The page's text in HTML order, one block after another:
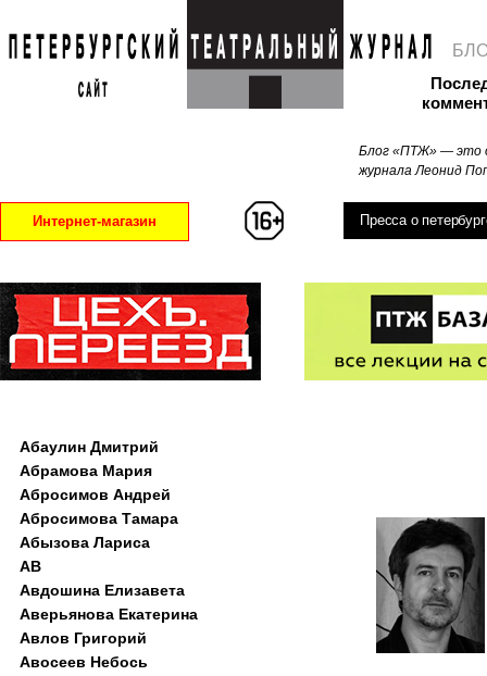
Блог «ПТЖ» — это
журнала Леонид
Интернет-магазин Пресса о
Абаулин Дмитрий
Абрамова Мария
Абросимов Андрей
Абросимова Тамара
Абызова Лариса
АВ
Авдошина Елизавета
Аверьянова Екатерина
Авлов Григорий
Авосеев Небось